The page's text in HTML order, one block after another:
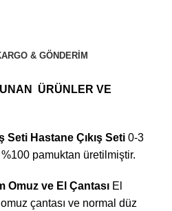
& GÖNDERIM
ÜRÜNLER VE
Seti Hastane Çıkış Seti 0-3
pamuktan üretilmiştir.
Omuz ve El Çantası El
çantası ve normal düz